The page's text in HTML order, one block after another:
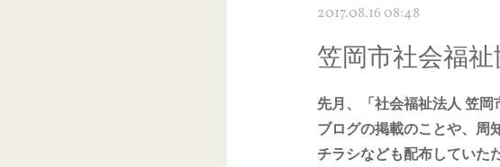
2017.08.16 08:48
笠岡市社会福
先月、「社会福祉法人 笠岡
ブログの掲載のことや、周
チラシなども配布していた